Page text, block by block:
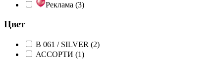
Реклама (3)
Цвет
B 061 / SILVER (2)
АССОРТИ (1)